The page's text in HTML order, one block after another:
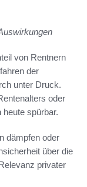
von Rentnern
der
unter Druck.
oder
spürbar.
dämpfen oder
über die
privater